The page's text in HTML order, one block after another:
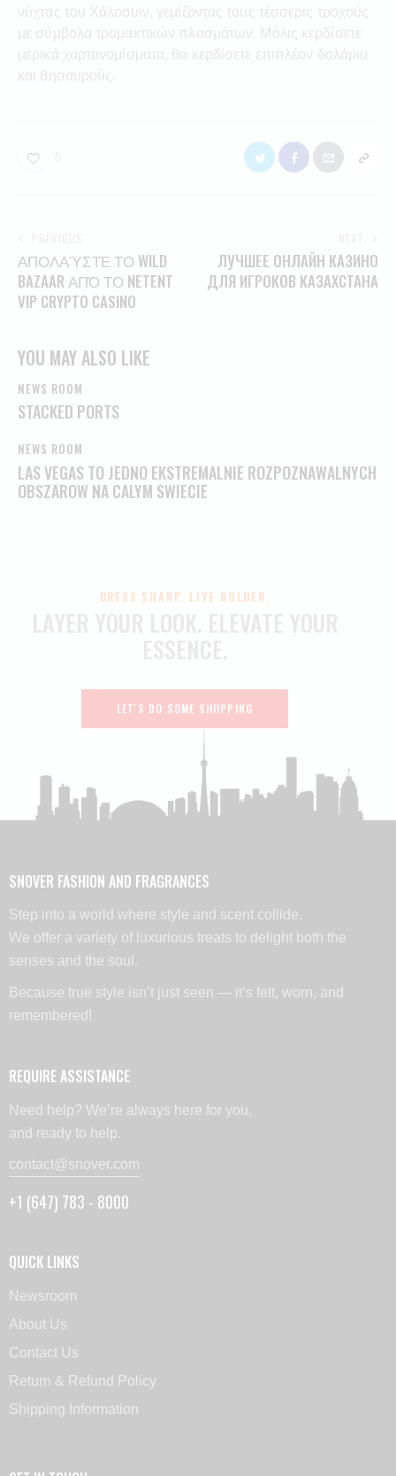
νύχτας του Χάλοουιν, γεμίζοντας τους τέσσερις τροχούς
με σύμβολα τρομακτικών πλασμάτων. Μόλις κερδίσετε
μερικά χαρτονομίσματα, θα κερδίσετε επιπλέον δολάρια
και θησαυρούς.
ΑΠΟΛΑΎΣΤΕ ΤΟ WILD
BAZAAR ΑΠΌ ΤΟ NETENT
VIP CRYPTO CASINO
ЛУЧШЕЕ ОНЛАЙН КАЗИНО
ДЛЯ ИГРОКОВ КАЗАХСТАНА
YOU MAY ALSO LIKE
NEWS ROOM
STACKED PORTS
NEWS ROOM
LAS VEGAS TO JEDNO EKSTREMALNIE ROZPOZNAWALNYCH
OBSZAROW NA CALYM SWIECIE
DRESS SHARP. LIVE BOLDER.
LET'S DO SOME SHOPPING
SNOVER FASHION AND FRAGRANCES
Step into a world where style and scent collide.
We offer a variety of luxurious treats to delight both the
senses and the soul.
Because true style isn’t just seen — it’s felt, worn, and
remembered!
REQUIRE ASSISTANCE
Need help? We’re always here for you,
and ready to help.
contact@snover.com
+1 (647) 783 - 8000
QUICK LINKS
Newsroom
About Us
Contact Us
Return & Refund Policy
Shipping Information